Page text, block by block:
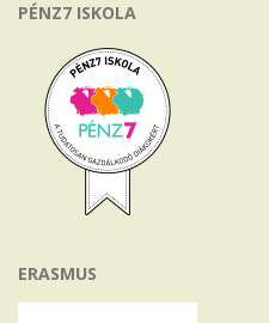
PÉNZ7 ISKOLA
ERASMUS